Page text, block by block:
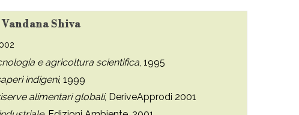
Shiva
e agricoltura scientifica, 1995
indigeni, 1999
alimentari globali, DeriveApprodi 2001